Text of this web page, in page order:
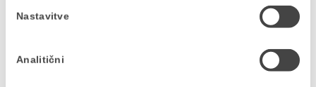
Nastavitve
Analitični